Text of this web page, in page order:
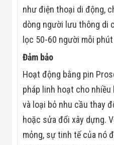
như điện thoại di động,
dòng người lưu thông di
lọc 50-60 người mỗi
Đảm bảo
Hoạt động bằng pin
pháp linh hoạt cho nhiều
và loại bỏ nhu cầu thay
hoặc sửa đổi xây dựng.
mỏng, sự tinh tế của nó